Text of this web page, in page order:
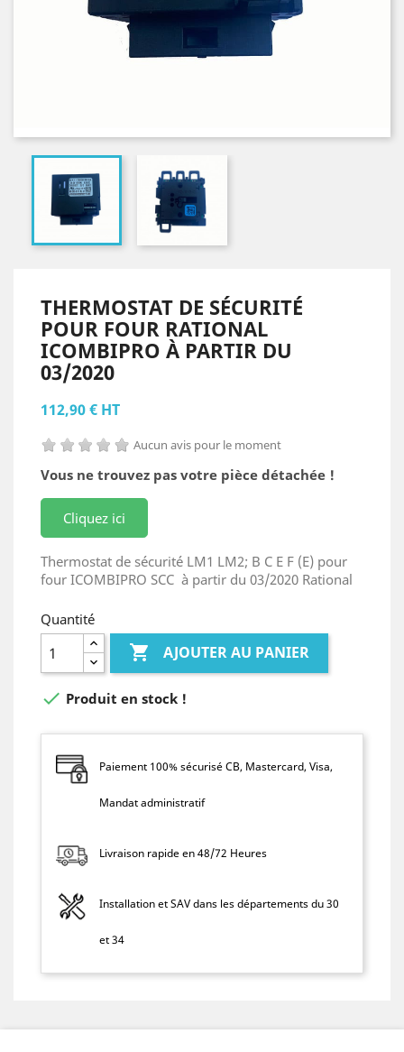
THERMOSTAT DE SÉCURITÉ
POUR FOUR RATIONAL
ICOMBIPRO À PARTIR DU
03/2020
112,90 € HT
Aucun avis pour le moment
Vous ne trouvez pas votre pièce détachée !
Cliquez ici
Thermostat de sécurité LM1 LM2; B C E F (E) pour
four ICOMBIPRO SCC à partir du 03/2020 Rational
Quantité
 AJOUTER AU PANIER
 Produit en stock !
Paiement 100% sécurisé CB, Mastercard, Visa,
Mandat administratif
Livraison rapide en 48/72 Heures
Installation et SAV dans les départements du 30
et 34